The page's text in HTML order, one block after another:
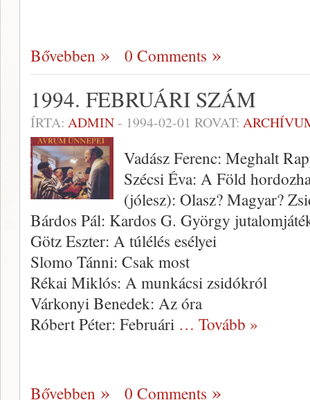
Bővebben 0 Comments
1994. FEBRUÁRI SZÁM
ÍRTA: ADMIN- 1994-02-01 ROVAT:
Vadász Ferenc: Meghalt
Szécsi Éva: A Föld
(jólesz): Olasz? Magyar?
Bárdos Pál: Kardos G. György
Götz Eszter: A túlélés esélyei
Slomo Tánni: Csak most
Rékai Miklós: A munkácsi zsidókról
Várkonyi Benedek: Az óra
Róbert Péter: Februári … Tovább »
Bővebben 0 Comments